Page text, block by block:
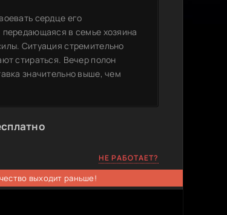
сердце его
в семье хозяина
Ситуация стремительно
стираться. Вечер полон
значительно выше, чем
НЕ РАБОТАЕТ?
выходит раньше!